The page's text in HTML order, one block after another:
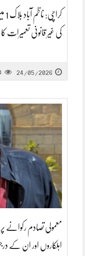
کی غیر قانونی تعمیرات
24/05/2026
معمولی تصادم رکوانے
اہلکاروں اور ان کے